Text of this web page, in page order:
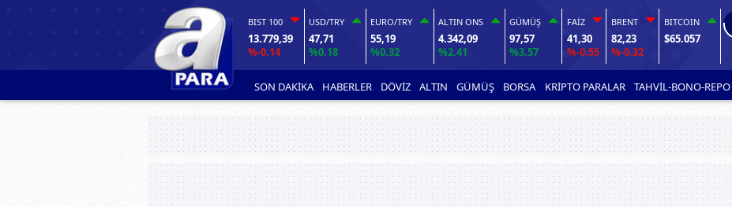
BIST 100
13.779,39
%-0.14
USD/TRY
47,71
%0.18
EURO/TRY
55,19
%0.32
ALTIN ONS
4.342,09
%2.41
GÜMÜŞ
97,57
%3.57
FAİZ
41,30
%-0.55
BRENT
82,23
%-0.32
BITCOIN
$65.057
SON DAKİKA HABERLER DÖVİZ ALTIN GÜMÜŞ BORSA KRİPTO PARALAR TAHVİL-BONO-REPO